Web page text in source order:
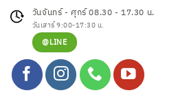
วันจันทร์ - ศุกร์ 08.30 - 17.30 น.
วันเสาร์ 9:00-17:30 น.
@LINE